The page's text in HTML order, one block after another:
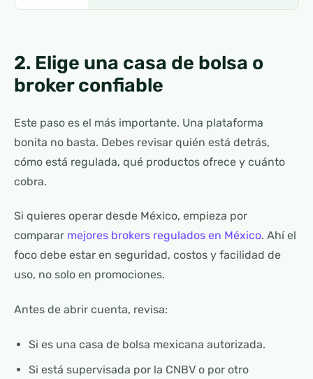
2. Elige una casa de bolsa o
broker confiable
Este paso es el más importante. Una plataforma
bonita no basta. Debes revisar quién está detrás,
cómo está regulada, qué productos ofrece y cuánto
cobra.
Si quieres operar desde México, empieza por
comparar mejores brokers regulados en México. Ahí el
foco debe estar en seguridad, costos y facilidad de
uso, no solo en promociones.
Antes de abrir cuenta, revisa:
Si es una casa de bolsa mexicana autorizada.
Si está supervisada por la CNBV o por otro